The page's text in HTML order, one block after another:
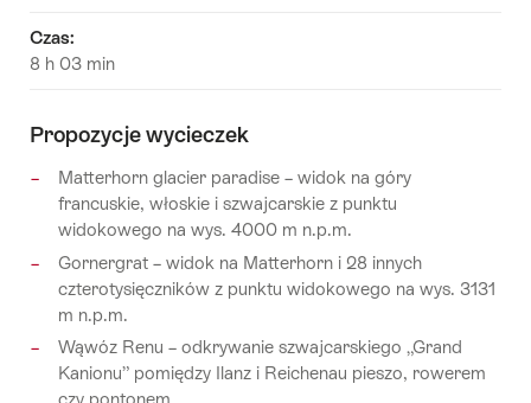
Czas:
8 h 03 min
Propozycje wycieczek
Matterhorn glacier paradise – widok na góry
francuskie, włoskie i szwajcarskie z punktu
widokowego na wys. 4000 m n.p.m.
Gornergrat – widok na Matterhorn i 28 innych
czterotysięczników z punktu widokowego na wys. 3131
m n.p.m.
Wąwóz Renu – odkrywanie szwajcarskiego „Grand
Kanionu” pomiędzy Ilanz i Reichenau pieszo, rowerem